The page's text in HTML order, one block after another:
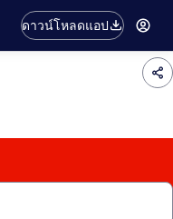
ดาวน์โหลดแอป